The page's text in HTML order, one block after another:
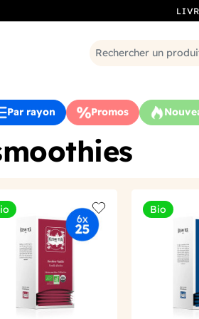
Par rayon Promos
Add to wishlist
Bio